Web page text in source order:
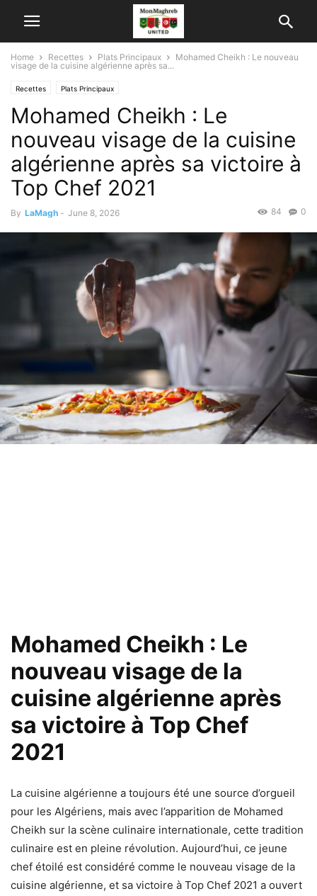
Home Recettes Plats Principaux
Mohamed Cheikh : Le nouveau
visage de la cuisine algérienne après sa...
Recettes Plats Principaux
Mohamed Cheikh : Le
nouveau visage de la cuisine
algérienne après sa victoire à
Top Chef 2021
By LaMagh - June 8, 2026 0
84
Mohamed Cheikh : Le
nouveau visage de la
cuisine algérienne après
sa victoire à Top Chef
2021
La cuisine algérienne a toujours été une source d’orgueil
pour les Algériens, mais avec l’apparition de Mohamed
Cheikh sur la scène culinaire internationale, cette tradition
culinaire est en pleine révolution. Aujourd’hui, ce jeune
chef étoilé est considéré comme le nouveau visage de la
cuisine algérienne, et sa victoire à Top Chef 2021 a ouvert